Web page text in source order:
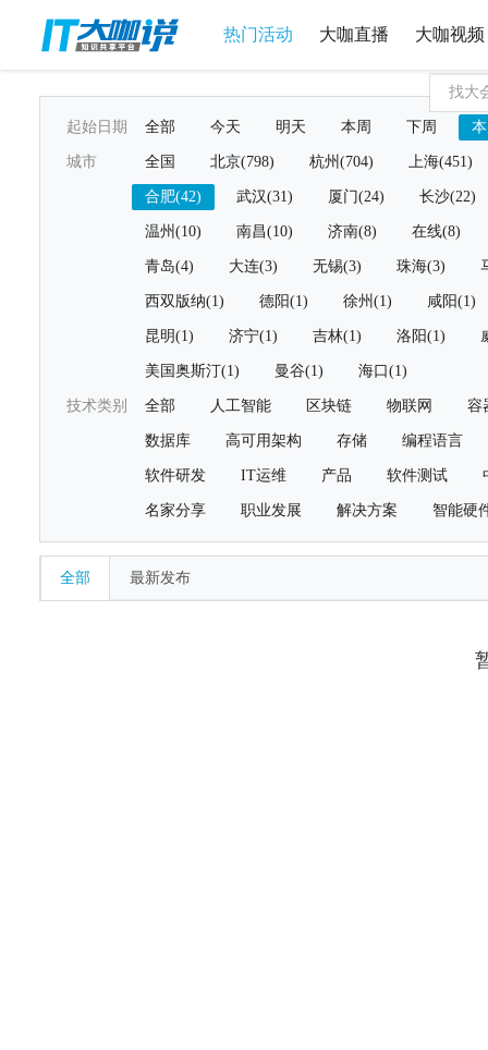
热门活动 大咖直播 大咖视频
起始日期 全部 今天 明天 本周 下周
城市 全国 北京(798) 杭州(704) 上海(451)
合肥(42) 武汉(31) 厦门(24) 长沙(22)
温州(10) 南昌(10) 济南(8) 在线(8)
青岛(4) 大连(3) 无锡(3) 珠海(3)
西双版纳(1) 德阳(1) 徐州(1) 咸阳(1)
昆明(1) 济宁(1) 吉林(1) 洛阳(1)
美国奥斯汀(1) 曼谷(1) 海口(1)
技术类别 全部 人工智能 区块链 物联网 容
数据库 高可用架构 存储 编程语言
软件研发 IT运维 产品 软件测试
名家分享 职业发展 解决方案 智能硬
全部 最新发布